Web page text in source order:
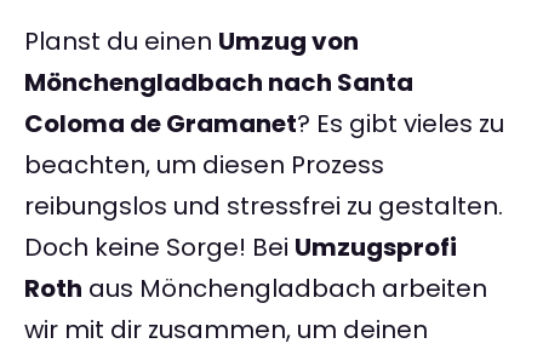
Planst du einen Umzug von
Mönchengladbach nach Santa
Coloma de Gramanet? Es gibt vieles zu
beachten, um diesen Prozess
reibungslos und stressfrei zu gestalten.
Doch keine Sorge! Bei Umzugsprofi
Roth aus Mönchengladbach arbeiten
wir mit dir zusammen, um deinen